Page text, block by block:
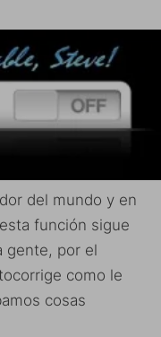
del mundo y en
función sigue
gente, por el
como le
cosas